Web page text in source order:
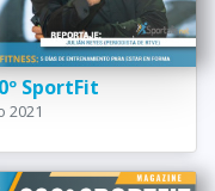
SportFit
2021